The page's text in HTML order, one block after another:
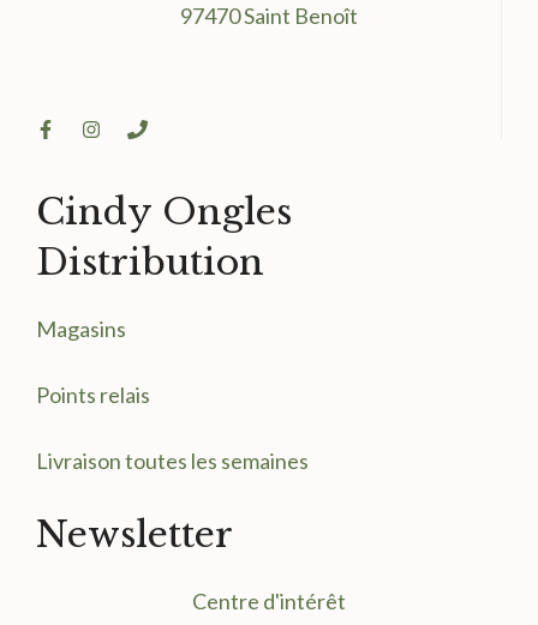
97470 Saint Benoît
Cindy Ongles
Distribution
Magasins
Points relais
Livraison toutes les semaines
Newsletter
Centre d'intérêt